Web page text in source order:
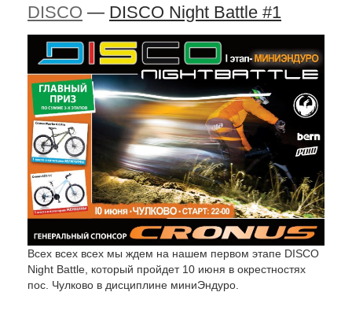
DISCO — DISCO Night Battle #1
Всех всех всех мы ждем на нашем первом этапе DISCO
Night Battle, который пройдет 10 июня в окрестностях
пос. Чулково в дисциплине миниЭндуро.